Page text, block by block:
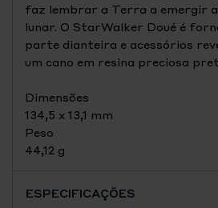
faz lembrar a Terra a emergir
lunar. O StarWalker Doué é
parte dianteira e acessórios
um cano em resina preciosa
Dimensões
134,5 x 13,1 mm
Peso
44,12 g
ESPECIFICAÇÕES